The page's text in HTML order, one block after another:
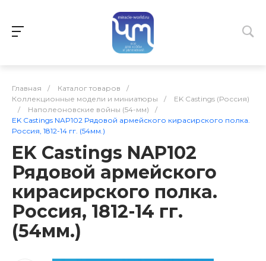
Главная / Каталог товаров
/
Коллекционные модели и миниатюры
/
EK Castings (Россия)
/
Наполеоновские войны (54-мм)
/
EK Castings NAP102 Рядовой армейского кирасирского полка.
Россия, 1812-14 гг. (54мм.)
EK Castings NAP102
Рядовой армейского
кирасирского полка.
Россия, 1812-14 гг.
(54мм.)